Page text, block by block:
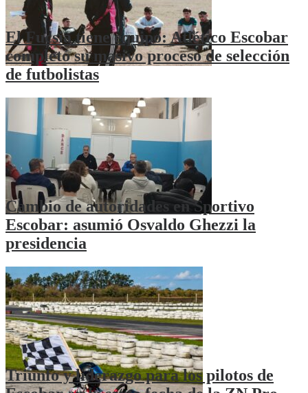
El Fucsia tiene equipo: Atlético Escobar
completó su masivo proceso de selección
de futbolistas
Cambio de autoridades en Sportivo
Escobar: asumió Osvaldo Ghezzi la
presidencia
Triunfo y liderazgo para los pilotos de